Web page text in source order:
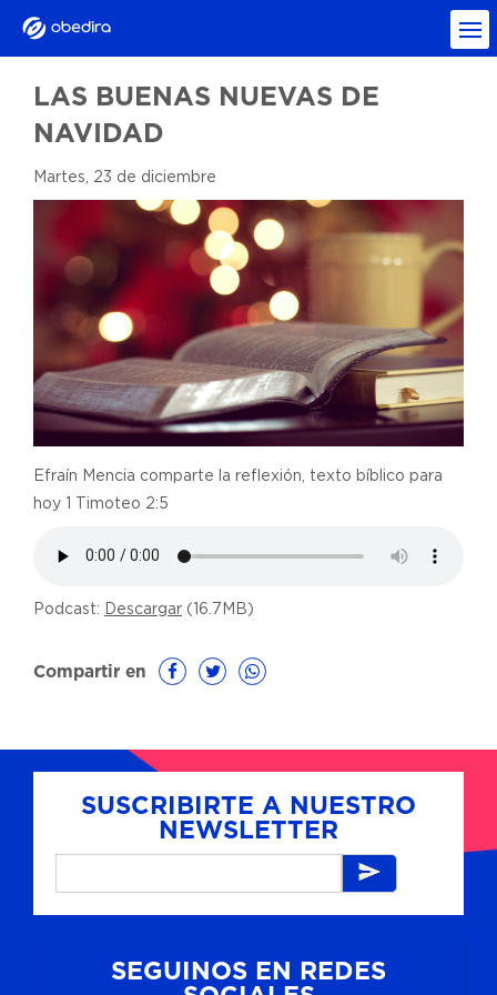
LAS BUENAS NUEVAS DE
NAVIDAD
Martes, 23 de diciembre
Efraín Mencia comparte la reflexión, texto bíblico para
hoy 1 Timoteo 2:5
Podcast: Descargar (16.7MB)
Compartir en
SUSCRIBIRTE A NUESTRO
NEWSLETTER
SEGUINOS EN REDES